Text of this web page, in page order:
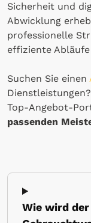
Sicherheit und
Abwicklung
professionelle
effiziente
Suchen Sie einen
Top-Angebot-
passenden
Wie wird